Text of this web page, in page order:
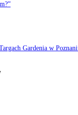
Gardenia w